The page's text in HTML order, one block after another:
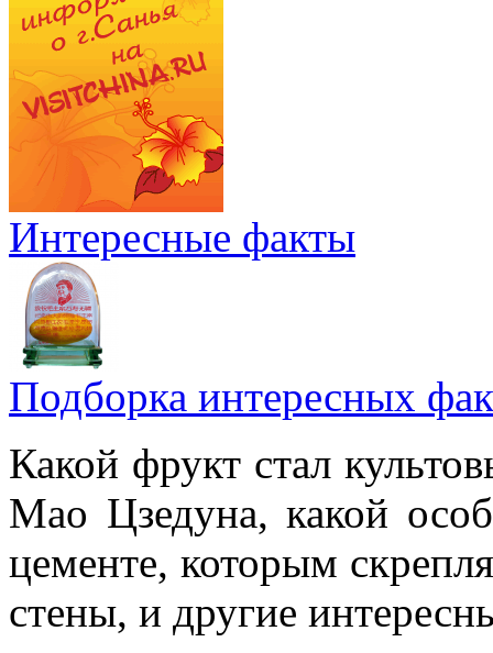
Интересные факты
Подборка интересных
Какой фрукт стал
Мао Цзедуна, какой
цементе, которым
стены, и другие